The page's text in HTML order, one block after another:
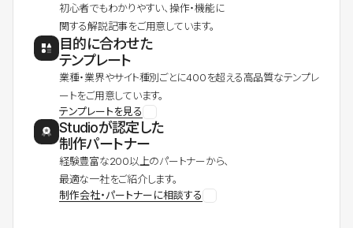
初心者でもわかりやすい、操作・機能に
関する解説記事をご用意しています。
目的に合わせた
テンプレート
業種・業界やサイト種別ごとに400を超える高品質なテンプレ
ートをご用意しています。
テンプレートを見る
Studioが認定した
制作パートナー
経験豊富な200以上のパートナーから、
最適な一社をご紹介します。
制作会社・パートナーに相談する